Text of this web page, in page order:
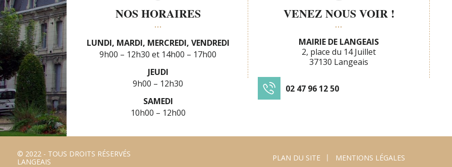
NOS HORAIRES
LUNDI, MARDI, MERCREDI, VENDREDI
9h00 – 12h30
14h00 – 17h00
JEUDI
9h00 – 12h30
SAMEDI
10h00 – 12h00
VENEZ NOUS VOIR !
MAIRIE DE LANGEAIS
2, place du 14 Juillet
37130 Langeais
02 47 96 12 50
© 2022 - TOUS DROITS RÉSERVÉS
LANGEAIS
PLAN DU SITE MENTIONS LÉGALES